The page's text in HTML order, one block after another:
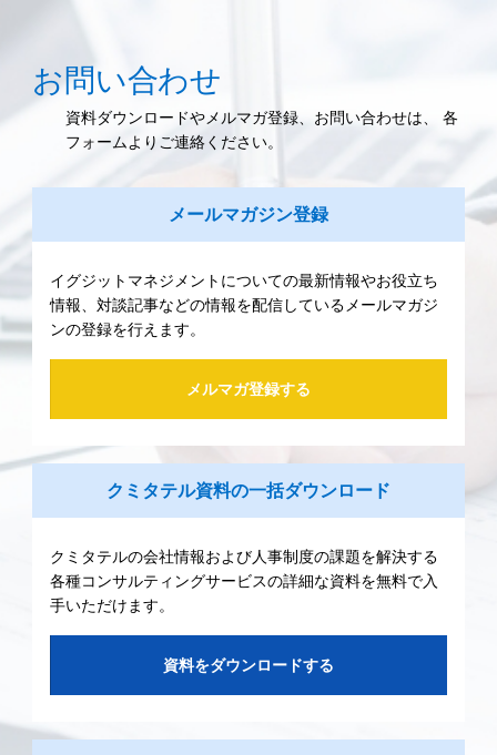
お問い合わせ
資料ダウンロードやメルマガ登録、お問い合わせは、 各
フォームよりご連絡ください。
メールマガジン登録
イグジットマネジメントについての最新情報やお役立ち
情報、対談記事などの情報を配信しているメールマガジ
ンの登録を行えます。
メルマガ登録する
クミタテル資料の一括ダウンロード
クミタテルの会社情報および人事制度の課題を解決する
各種コンサルティングサービスの詳細な資料を無料で入
手いただけます。
資料をダウンロードする